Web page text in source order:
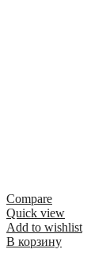
Compare
Quick view
Add to wishlist
В корзину